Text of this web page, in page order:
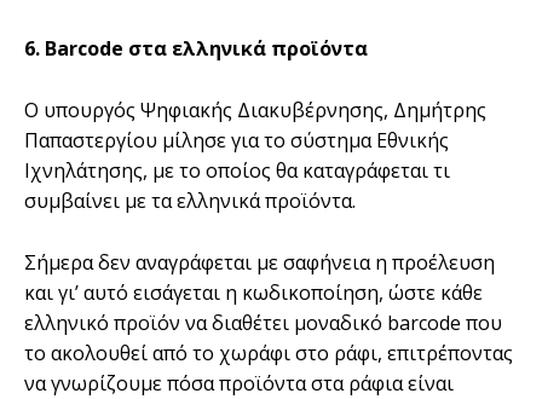
6. Barcode στα ελληνικά προϊόντα
Ο υπουργός Ψηφιακής Διακυβέρνησης, Δημήτρης
Παπαστεργίου μίλησε για το σύστημα Εθνικής
Ιχνηλάτησης, με το οποίος θα καταγράφεται τι
συμβαίνει με τα ελληνικά προϊόντα.
Σήμερα δεν αναγράφεται με σαφήνεια η προέλευση
και γι’ αυτό εισάγεται η κωδικοποίηση, ώστε κάθε
ελληνικό προϊόν να διαθέτει μοναδικό barcode που
το ακολουθεί από το χωράφι στο ράφι, επιτρέποντας
να γνωρίζουμε πόσα προϊόντα στα ράφια είναι